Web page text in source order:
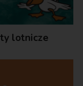
lotnicze